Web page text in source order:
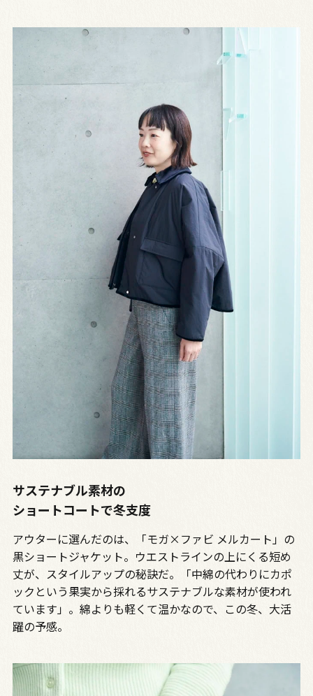
サステナブル素材の
ショートコートで冬支度
アウターに選んだのは、「モガ×ファビ メルカート」の
黒ショートジャケット。ウエストラインの上にくる短め
丈が、スタイルアップの秘訣だ。「中綿の代わりにカポ
ックという果実から採れるサステナブルな素材が使われ
ています」。綿よりも軽くて温かなので、この冬、大活
躍の予感。